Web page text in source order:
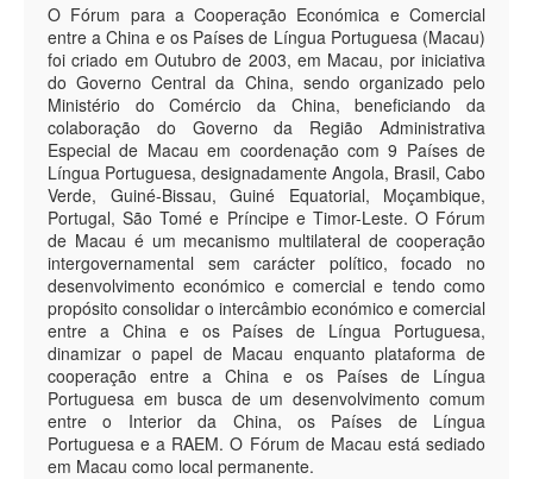
O Fórum para a Cooperação Económica e Comercial
entre a China e os Países de Língua Portuguesa (Macau)
foi criado em Outubro de 2003, em Macau, por iniciativa
do Governo Central da China, sendo organizado pelo
Ministério do Comércio da China, beneficiando da
colaboração do Governo da Região Administrativa
Especial de Macau em coordenação com 9 Países de
Língua Portuguesa, designadamente Angola, Brasil, Cabo
Verde, Guiné-Bissau, Guiné Equatorial, Moçambique,
Portugal, São Tomé e Príncipe e Timor-Leste. O Fórum
de Macau é um mecanismo multilateral de cooperação
intergovernamental sem carácter político, focado no
desenvolvimento económico e comercial e tendo como
propósito consolidar o intercâmbio económico e comercial
entre a China e os Países de Língua Portuguesa,
dinamizar o papel de Macau enquanto plataforma de
cooperação entre a China e os Países de Língua
Portuguesa em busca de um desenvolvimento comum
entre o Interior da China, os Países de Língua
Portuguesa e a RAEM. O Fórum de Macau está sediado
em Macau como local permanente.